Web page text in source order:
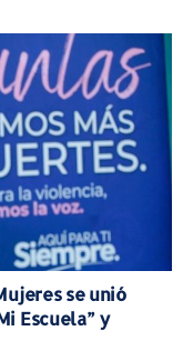
se unió
Escuela” y